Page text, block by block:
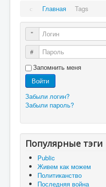
Главная Tags
Логин
Пароль
Запомнить меня
Войти
Забыли логин?
Забыли пароль?
Популярные тэги
Public
Живем как можем
Политиканство
Последняя война